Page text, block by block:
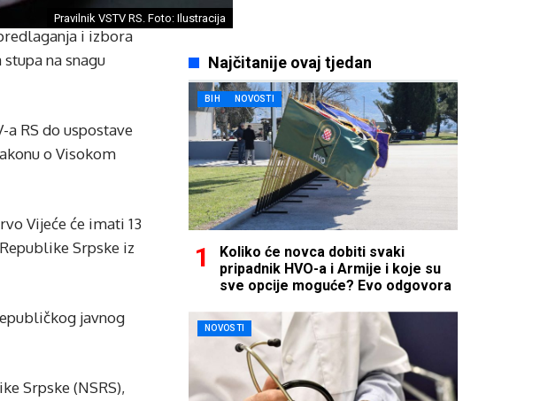
Pravilnik VSTV RS. Foto: Ilustracija
i izbora
na snagu
RS do uspostave
o Visokom
Vijeće će imati 13
Srpske iz
javnog
Srpske (NSRS),
Najčitanije ovaj tjedan
BIH NOVOSTI
Koliko će novca dobiti svaki
pripadnik HVO-a i Armije i koje su
sve opcije moguće? Evo odgovora
NOVOSTI